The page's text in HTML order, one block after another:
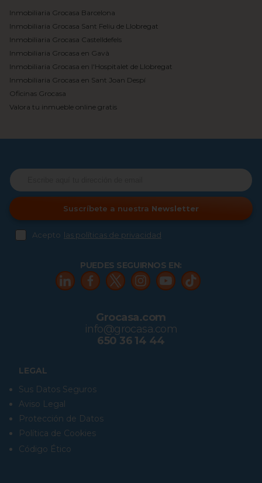
Inmobiliaria Grocasa Barcelona
Inmobiliaria Grocasa Sant Feliu de Llobregat
Inmobiliaria Grocasa Castelldefels
Inmobiliaria Grocasa en Gavà
Inmobiliaria Grocasa en l'Hospitalet de Llobregat
Inmobiliaria Grocasa en Sant Joan Despí
Oficinas Grocasa
Valora tu inmueble online gratis
Suscríbete a nuestra Newsletter
Acepto las políticas de privacidad
LEGAL
Sus Datos Seguros
Aviso Legal
Protección de Datos
Política de Cookies
Código Ético
PUEDES SEGUIRNOS EN:
Grocasa.com
info@grocasa.com
650 36 14 44